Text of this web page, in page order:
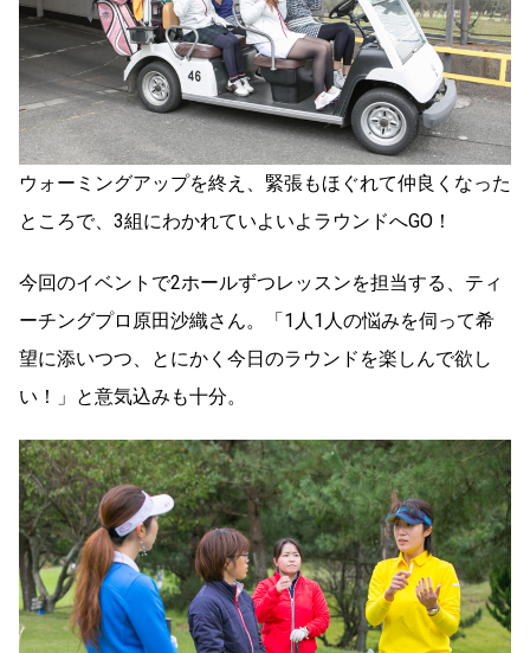
ウォーミングアップを終え、緊張もほぐれて仲良くなった
ところで、3組にわかれていよいよラウンドへGO！
今回のイベントで2ホールずつレッスンを担当する、ティ
ーチングプロ原田沙織さん。「1人1人の悩みを伺って希
望に添いつつ、とにかく今日のラウンドを楽しんで欲し
い！」と意気込みも十分。